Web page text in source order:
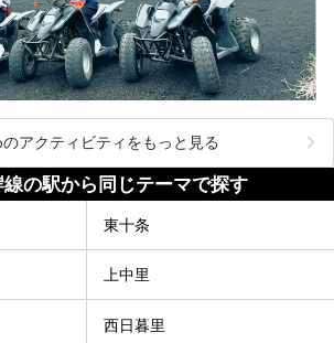
アクティビティをもっと見る
の駅から同じテーマで探す
東十条
上中里
西日暮里